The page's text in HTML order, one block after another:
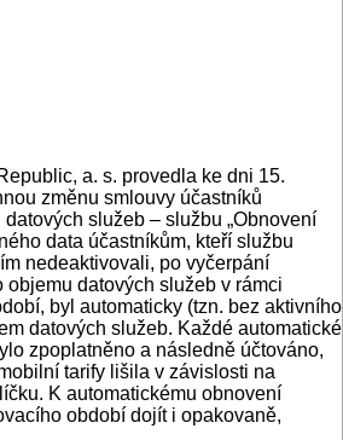
a. s. provedla ke dni 15.
změnu smlouvy účastníků
služeb – službu „Obnovení
data účastníkům, kteří službu
nedeaktivovali, po vyčerpání
datových služeb v rámci
byl automaticky (tzn. bez aktivního
datových služeb. Každé automatické
zpoplatněno a následně účtováno,
tarify lišila v závislosti na
K automatickému obnovení
období dojít i opakovaně,